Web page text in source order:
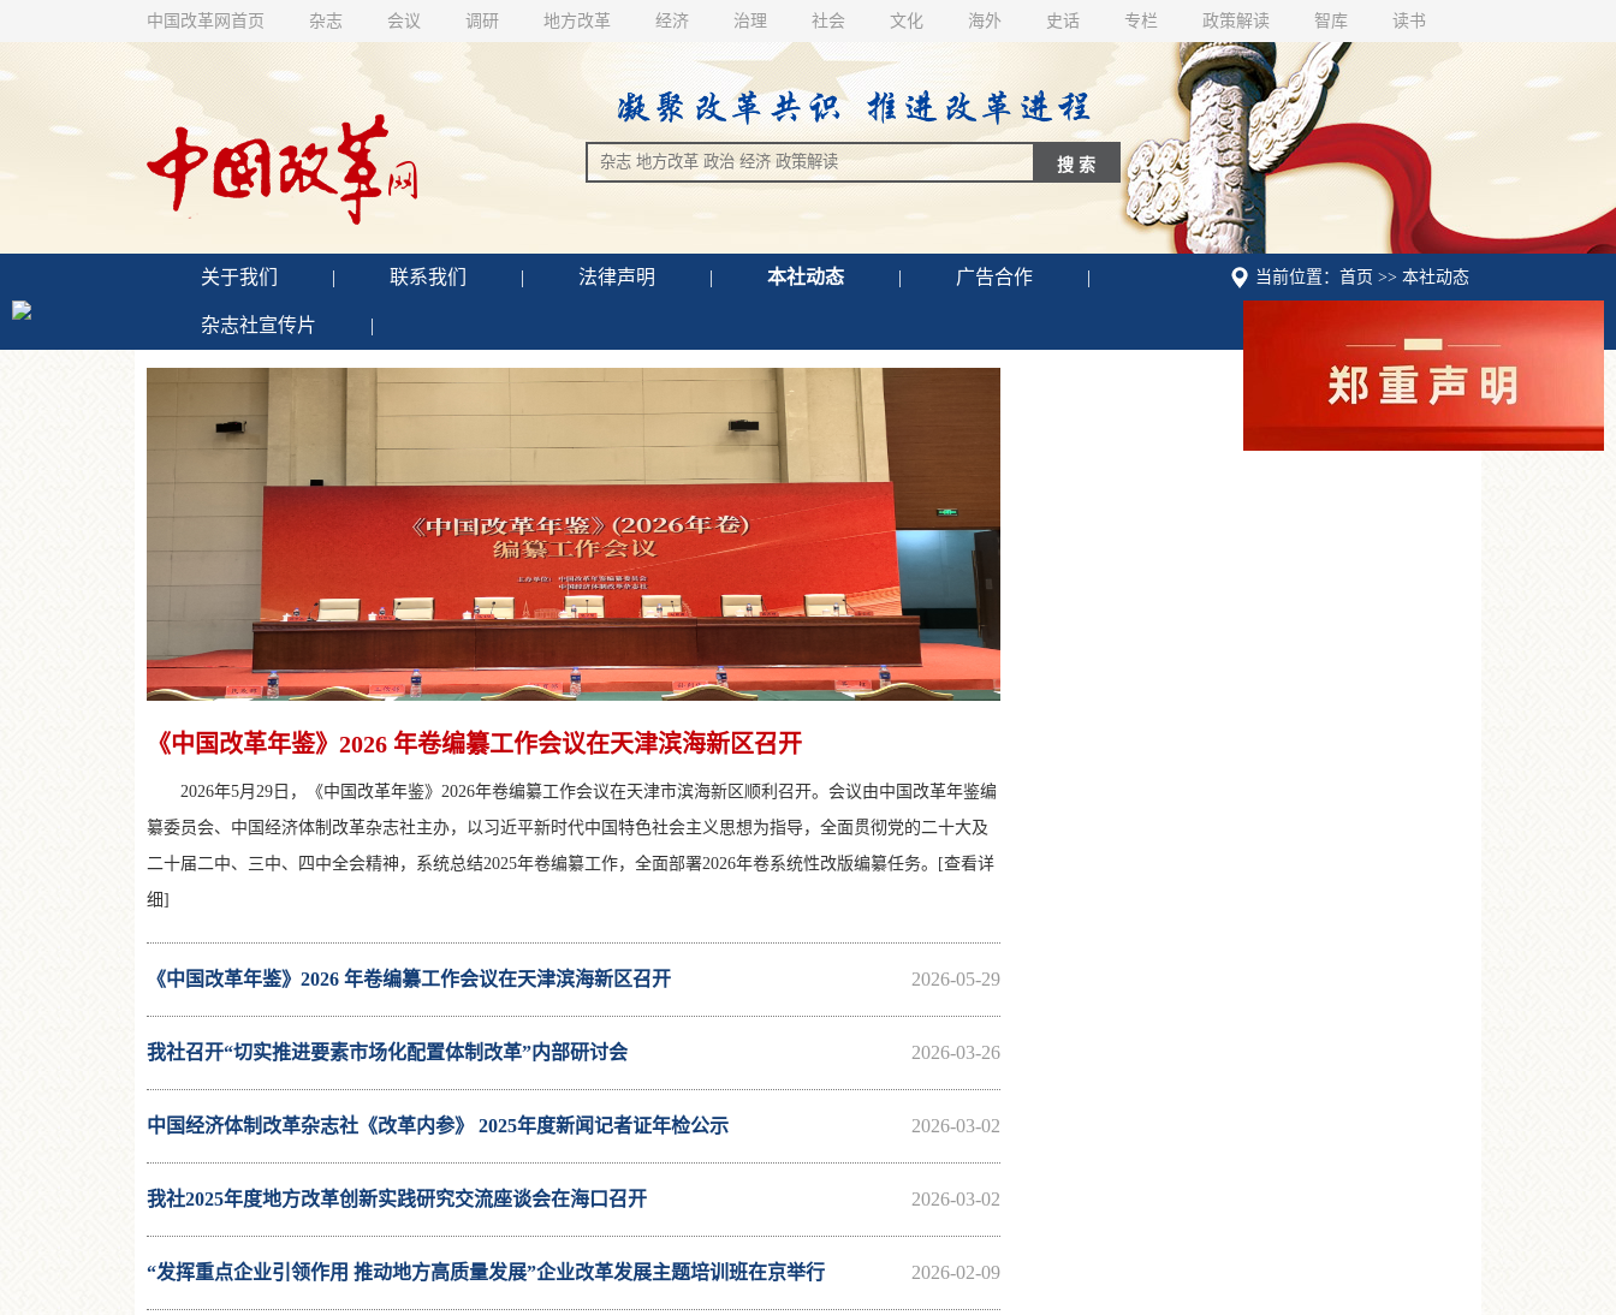
中国改革网首页 杂志 会议 调研 地方改革 经济 治理 社会 文化 海外 史话 专栏 政策解读 智库 读书
当前位置：首页 >> 本社动态
关于我们 | 联系我们 | 法律声明 | 本社动态 | 广告合作 |
杂志社宣传片 |
《中国改革年鉴》2026 年卷编纂工作会议在天津滨海新区召开
2026年5月29日，《中国改革年鉴》2026年卷编纂工作会议在天津市滨海新区顺利召开。会议由中国改革年鉴编
纂委员会、中国经济体制改革杂志社主办，以习近平新时代中国特色社会主义思想为指导，全面贯彻党的二十大及
二十届二中、三中、四中全会精神，系统总结2025年卷编纂工作，全面部署2026年卷系统性改版编纂任务。
[查看详
细]
2026-05-29
《中国改革年鉴》2026 年卷编纂工作会议在天津滨海新区召开
2026-03-26
我社召开“切实推进要素市场化配置体制改革”内部研讨会
2026-03-02
中国经济体制改革杂志社《改革内参》 2025年度新闻记者证年检公示
2026-03-02
我社2025年度地方改革创新实践研究交流座谈会在海口召开
2026-02-09
“发挥重点企业引领作用 推动地方高质量发展”企业改革发展主题培训班在京举行